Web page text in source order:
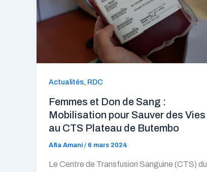
Actualités, RDC
Femmes et Don de Sang :
Mobilisation pour Sauver des Vies
au CTS Plateau de Butembo
Afia Amani / 6 mars 2024
Le Centre de Transfusion Sanguine (CTS) du